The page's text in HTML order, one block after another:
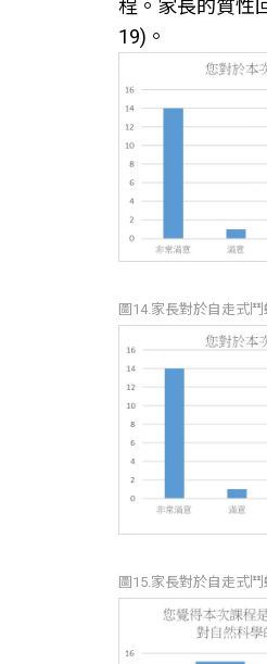
程。家長的質性
19)。
圖14.家長對於自走式
圖15.家長對於自走式